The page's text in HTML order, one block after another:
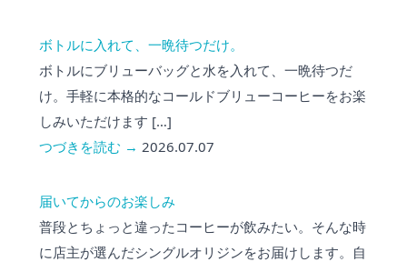
ボトルに入れて、一晩待つだけ。
ボトルにブリューバッグと水を入れて、一晩待つだ
け。手軽に本格的なコールドブリューコーヒーをお楽
しみいただけます […]
つづきを読む → 2026.07.07
届いてからのお楽しみ
普段とちょっと違ったコーヒーが飲みたい。そんな時
に店主が選んだシングルオリジンをお届けします。自